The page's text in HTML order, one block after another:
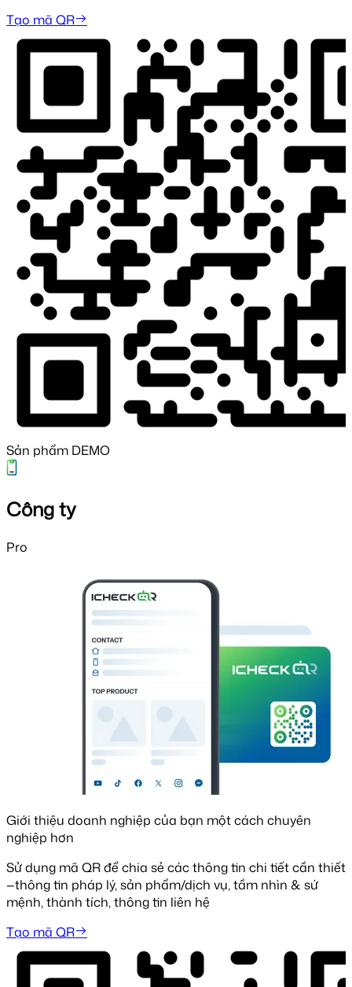
Tạo mã QR
Sản phẩm DEMO
Công ty
Pro
Giới thiệu doanh nghiệp của bạn một cách chuyên
nghiệp hơn
Sử dụng mã QR để chia sẻ các thông tin chi tiết cần thiết
—thông tin pháp lý, sản phẩm/dịch vụ, tầm nhìn & sứ
mệnh, thành tích, thông tin liên hệ
Tạo mã QR